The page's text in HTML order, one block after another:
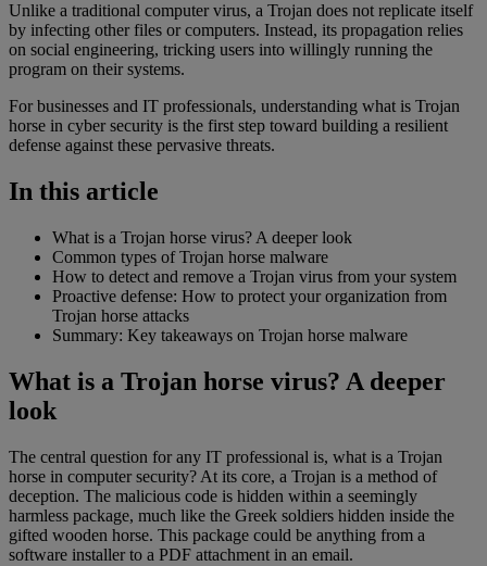
Unlike a traditional computer virus, a Trojan does not replicate itself
by infecting other files or computers. Instead, its propagation relies
on social engineering, tricking users into willingly running the
program on their systems.
For businesses and IT professionals, understanding what is Trojan
horse in cyber security is the first step toward building a resilient
defense against these pervasive threats.
In this article
What is a Trojan horse virus? A deeper look
Common types of Trojan horse malware
How to detect and remove a Trojan virus from your system
Proactive defense: How to protect your organization from
Trojan horse attacks
Summary: Key takeaways on Trojan horse malware
What is a Trojan horse virus? A deeper
look
The central question for any IT professional is, what is a Trojan
horse in computer security? At its core, a Trojan is a method of
deception. The malicious code is hidden within a seemingly
harmless package, much like the Greek soldiers hidden inside the
gifted wooden horse. This package could be anything from a
software installer to a PDF attachment in an email.